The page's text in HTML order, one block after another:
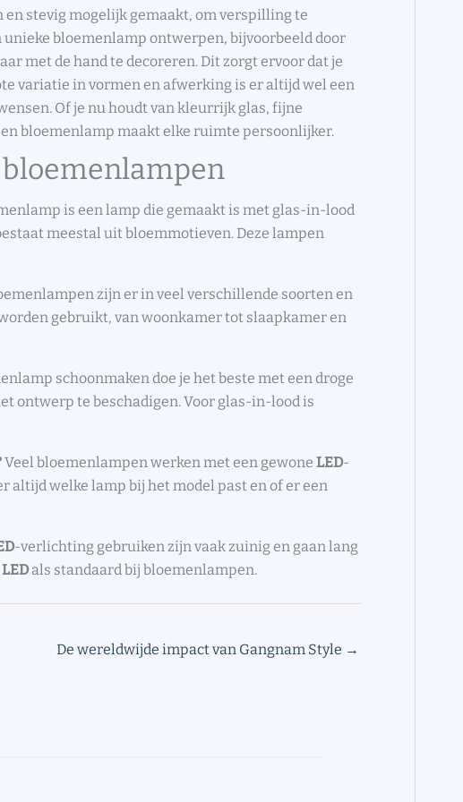
stevig mogelijk gemaakt, om verspilling te
bloemenlamp ontwerpen, bijvoorbeeld door
met de hand te decoreren. Dit zorgt ervoor dat je
variatie in vormen en afwerking is er altijd wel een
Of je nu houdt van kleurrijk glas, fijne
bloemenlamp maakt elke ruimte persoonlijker.
bloemenlampen
is een lamp die gemaakt is met glas-in-lood
meestal uit bloemmotieven. Deze lampen
zijn er in veel verschillende soorten en
gebruikt, van woonkamer tot slaapkamer en
schoonmaken doe je het beste met een droge
ontwerp te beschadigen. Voor glas-in-lood is
Veel bloemenlampen werken met een gewone LED-
welke lamp bij het model past en of er een
-verlichting gebruiken zijn vaak zuinig en gaan lang
LEDals standaard bij bloemenlampen.
De wereldwijde impact van Gangnam Style →